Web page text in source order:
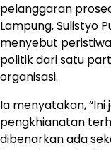
pelanggaran
Lampung, Sulistyo
menyebut
politik dari satu
organisasi.
Ia menyatakan,
pengkhianatan
dibenarkan ada